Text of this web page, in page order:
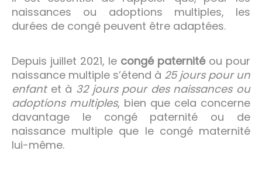
naissances ou adoptions multiples, les
durées de congé peuvent être adaptées.
Depuis juillet 2021, le congé paternitéou pour
naissance multiple s’étend à 25 jours pour un
enfantet à 32 jours pour des naissances ou
adoptions multiples, bien que cela concerne
davantage le congé paternité ou de
naissance multiple que le congé maternité
lui-même.